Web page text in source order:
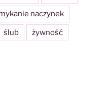
naczynek
ślub żywność